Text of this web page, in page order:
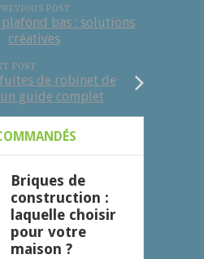
POST
plafond bas : solutions
créatives
POST
de robinet de
guide complet
Briques de
construction :
laquelle choisir
pour votre
maison ?